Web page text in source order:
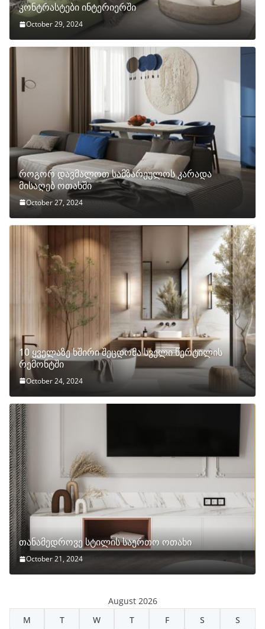
კონტრასტები ინტერიერში
October 29, 2024
როგორ დავმალოთ სამზარეულოს კარადა
მისაღებ ოთახში
October 27, 2024
10 ყველაზე ხშირი შეცდომა სველი წერტილის
რემონტში
October 24, 2024
თანამედროვე სტილის საერთო ოთახი
October 21, 2024
August 2026
M
T W T F S S